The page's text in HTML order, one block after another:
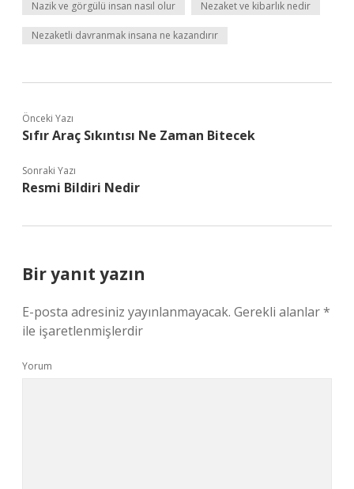
Nazik ve görgülü insan nasıl olur Nezaket ve kibarlık nedir
Nezaketli davranmak insana ne kazandırır
Önceki Yazı
Sıfır Araç Sıkıntısı Ne Zaman Bitecek
Sonraki Yazı
Resmi Bildiri Nedir
Bir yanıt yazın
E-posta adresiniz yayınlanmayacak. Gerekli alanlar*
ile işaretlenmişlerdir
Yorum